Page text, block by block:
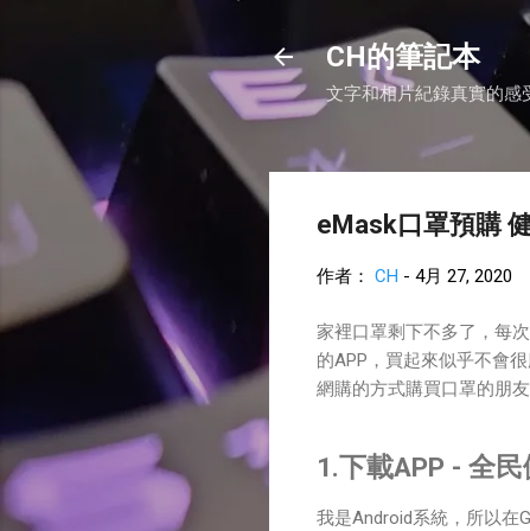
CH的筆記本
文字和相片紀錄真實的感
eMask口罩預購
作者： CH - 4月 27, 2020
家裡口罩剩下不多了，每
的APP，買起來似乎不會
網購的方式購買口罩的朋友
1.下載APP - 全
我是Android系統，所以在